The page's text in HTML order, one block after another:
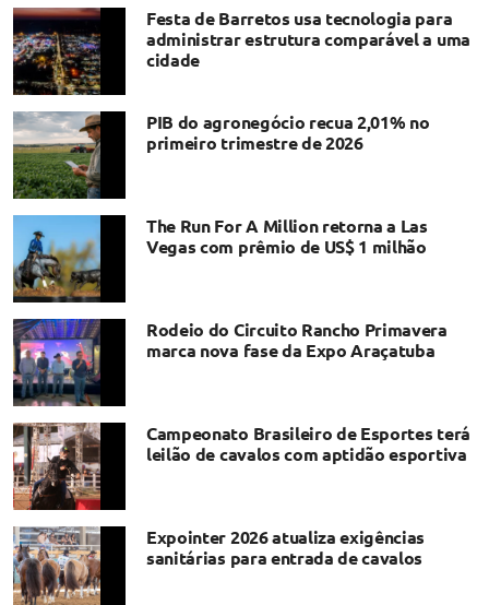
Festa de Barretos usa tecnologia para
administrar estrutura comparável a uma
cidade
PIB do agronegócio recua 2,01% no
primeiro trimestre de 2026
The Run For A Million retorna a Las
Vegas com prêmio de US$ 1 milhão
Rodeio do Circuito Rancho Primavera
marca nova fase da Expo Araçatuba
Campeonato Brasileiro de Esportes terá
leilão de cavalos com aptidão esportiva
Expointer 2026 atualiza exigências
sanitárias para entrada de cavalos